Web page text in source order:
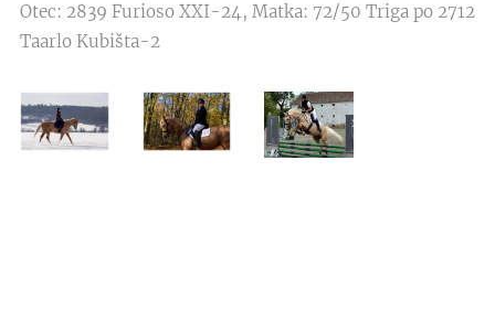
Otec: 2839 Furioso XXI-24, Matka: 72/50 Triga po 2712
Taarlo Kubišta-2